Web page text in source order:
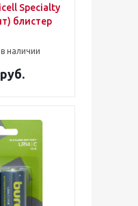
Specialty
блистер
наличии